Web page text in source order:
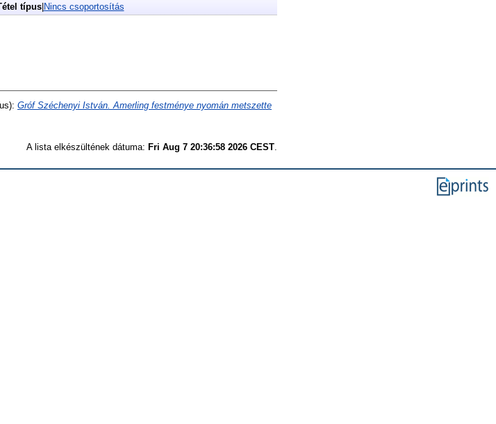
típus| Nincs csoportosítás
Gróf Széchenyi István. Amerling festménye nyomán metszette
A lista elkészültének dátuma: Fri Aug 7 20:36:58 2026 CEST